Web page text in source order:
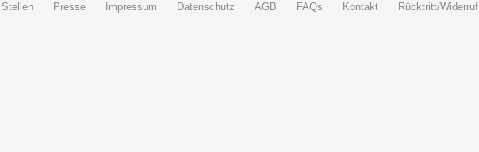
Presse Impressum Datenschutz AGB FAQs Kontakt Rücktritt/Widerruf